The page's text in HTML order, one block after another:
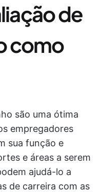
de
como
são uma ótima
empregadores
sua função e
e áreas a serem
ajudá-lo a
de carreira com as